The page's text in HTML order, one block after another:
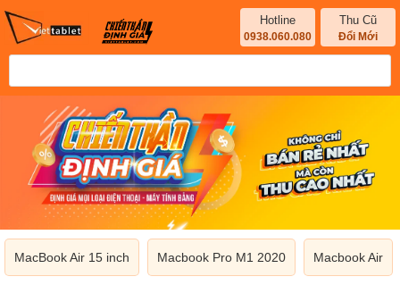
Hotline
0938.060.080
Thu Cũ
Đổi Mới
MacBook Air 15 inch Macbook Pro M1 2020 Macbook Air